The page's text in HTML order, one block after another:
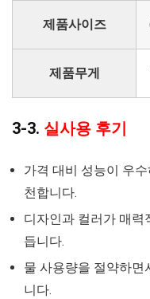
제품사이즈
제품무게
3-3. 실사용 후기
가격 대비 성능이 우
천합니다.
디자인과 컬러가 매
듭니다.
물 사용량을 절약하
니다.